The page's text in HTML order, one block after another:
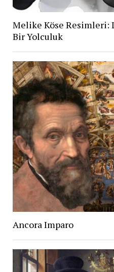
Melike Köse Resimleri:
Bir Yolculuk
Ancora Imparo